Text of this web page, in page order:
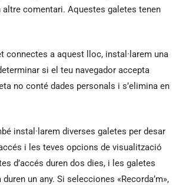
altre comentari. Aquestes galetes tenen
connectes a aquest lloc, instal·larem una
si el teu navegador accepta
no conté dades personals i s’elimina en
instal·larem diverses galetes per desar
i les teves opcions de visualització
d’accés duren dos dies, i les galetes
un any. Si selecciones «Recorda’m»,